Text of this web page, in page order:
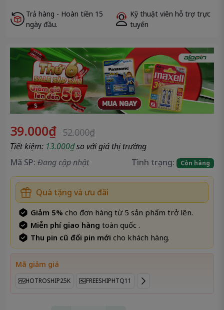
Trả hàng - Hoàn tiền 15
ngày đầu.
Kỹ thuật viên hỗ trợ trực
tuyến
39.000₫ 52.000₫
Tiết kiệm: 13.000₫so với giá thị trường
Mã SP: Đang cập nhật Tình trạng: Còn hàng
Quà tặng và ưu đãi
Giảm 5% cho đơn hàng từ 5 sản phẩm trở lên.
Miễn phí giao hàng toàn quốc .
Thu pin cũ đổi pin mới cho khách hàng.
Mã giảm giá
HOTROSHIP25K FREESHIPHTQ11